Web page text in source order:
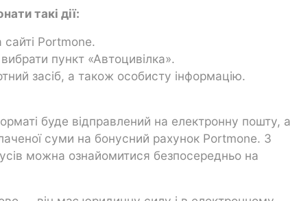
такі дії:
Portmone.
пункт «Автоцивілка».
засіб, а також особисту інформацію.
буде відправлений на електронну пошту, а
суми на бонусний рахунок Portmone. З
можна ознайомитися безпосередньо на